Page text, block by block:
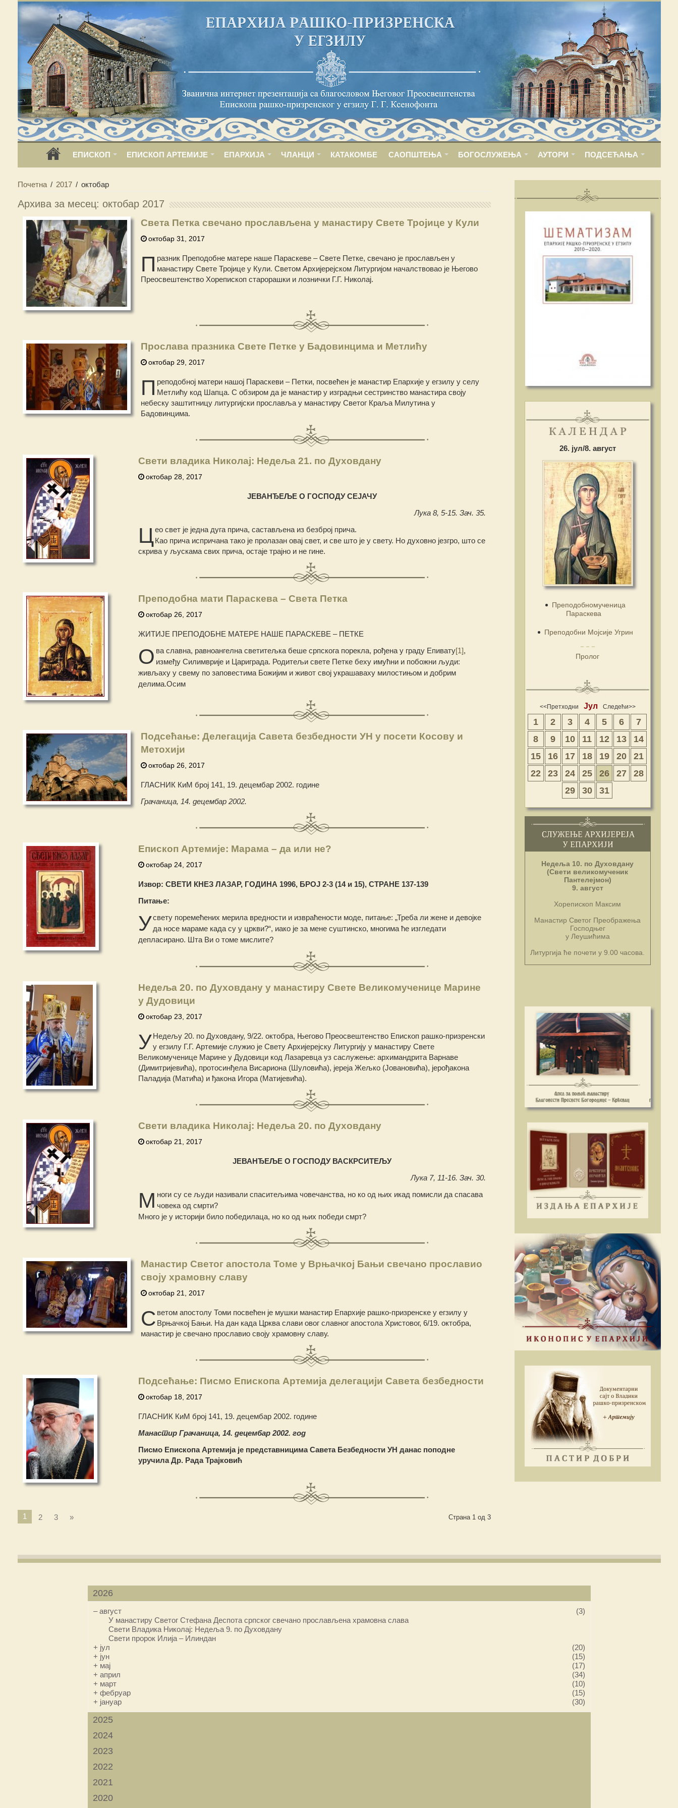
ЕПИСКОП ЕПИСКОП АРТЕМИЈЕ ЕПАРХИЈА ЧЛАНЦИ КАТАКОМБЕ САОПШТЕЊА БОГОСЛУЖЕЊА АУТОРИ ПОДСЕЋАЊА
Почетна / 2017 / октобар
Архива за месец: октобар 2017
Света Петка свечано прослављена у манастиру Свете Тројице у Кули
октобар 31, 2017
П разник Преподобне матере наше Параскеве – Свете Петке, свечано је прослављен у
манастиру Свете Тројице у Кули. Светом Архијерејском Литургијом началствовао је Његово
Преосвештенство Хорепископ старорашки и лознички Г.Г. Николај.
Прослава празника Свете Петке у Бадовинцима и Метлићу
октобар 29, 2017
П реподобној матери нашој Параскеви – Петки, посвећен је манастир Епархије у егзилу у селу
Метлићу код Шапца. С обзиром да је манастир у изградњи сестринство манастира своју
небеску заштитницу литургијски прославља у манастиру Светог Краља Милутина у
Бадовинцима.
Свети владика Николај: Недеља 21. по Духовдану
октобар 28, 2017
ЈЕВАНЂЕЉЕ О ГОСПОДУ СЕЈАЧУ
Лука 8, 5-15. Зач. 35.
Цео свет је једна дуга прича, састављена из безброј прича.
Као прича испричана тако је пролазан овај свет, и све што је у свету. Но духовно језгро, што се
скрива у љускама свих прича, остаје трајно и не гине.
Преподобна мати Параскева – Света Петка
октобар 26, 2017
ЖИТИЈЕ ПРЕПОДОБНЕ МАТЕРЕ НАШЕ ПАРАСКЕВЕ – ПЕТКЕ
О ва славна, равноангелна светитељка беше српскога порекла, рођена у граду Епивату[1],
између Силимврије и Цариграда. Родитељи свете Петке беху имућни и побожни људи:
живљаху у свему по заповестима Божијим и живот свој украшаваху милостињом и добрим
делима.Осим
Подсећање: Делегација Савета безбедности УН у посети Косову и
Метохији
октобар 26, 2017
ГЛАСНИК КиМ број 141, 19. децембар 2002. године
Грачаница, 14. децембар 2002.
Eпископ Артемије: Марама – да или не?
октобар 24, 2017
Извор: СВЕТИ КНЕЗ ЛАЗАР, ГОДИНА 1996, БРОЈ 2-3 (14 и 15), СТРАНЕ 137-139
Питање:
Усвету поремећених мерила вредности и извраћености моде, питање: „Треба ли жене и девојке
да носе мараме када су у цркви?“, иако је за мене суштинско, многима ће изгледати
депласирано. Шта Ви о томе мислите?
Недеља 20. по Духовдану у манастиру Свете Великомученице Марине
у Дудовици
октобар 23, 2017
УНедељу 20. по Духовдану, 9/22. октобра, Његово Преосвештенство Епископ рашко-призренски
у егзилу Г.Г. Артемије служио је Свету Архијерејску Литургију у манастиру Свете
Великомученице Марине у Дудовици код Лазаревца уз саслужење: архимандрита Варнаве
(Димитријевића), протосинђела Висариона (Шуловића), јереја Жељко (Јовановића), јерођакона
Паладија (Матића) и ђакона Игора (Матијевића).
Свети владика Николај: Недеља 20. по Духовдану
октобар 21, 2017
ЈЕВАНЂЕЉЕ О ГОСПОДУ ВАСКРСИТЕЉУ
Лука 7, 11-16. Зач. 30.
М ноги су се људи називали спаситељима човечанства, но ко од њих икад помисли да спасава
човека од смрти?
Много је у историји било победилаца, но ко од њих победи смрт?
Манастир Светог апостола Томе у Врњачкој Бањи свечано прославио
своју храмовну славу
октобар 21, 2017
С ветом апостолу Томи посвећен је мушки манастир Епархије рашко-призренске у егзилу у
Врњачкој Бањи. На дан када Црква слави овог славног апостола Христовог, 6/19. октобра,
манастир је свечано прославио своју храмовну славу.
Подсећање: Писмо Епископа Артемија делегацији Савета безбедности
октобар 18, 2017
ГЛАСНИК КиМ број 141, 19. децембар 2002. године
Манастир Грачаница, 14. децембар 2002. год
Писмо Епископа Артемија је представницима Савета Безбедности УН данас поподне
уручила Др. Рада Трајковић
Страна 1 од 3
1 2 3 »
26. јул/8. август
Преподобномученица
Параскева
Преподобни Мојсије Угрин
Пролог
<<Претходни Јул Следећи>>
1 2 3 4 5 6
7
8
9 10 11 12 13
14
15
16 17 18 19 20
21
22
23 24 25 26 27
28
29
30 31
Недеља 10. по Духовдану
(Свети великомученик
Пантелејмон)
9. август
Хорепископ Максим
Манастир Светог Преображења
Господњег
у Леушићима
Литургија ће почети у 9.00 часова.
2026
–август
(3)
У манастиру Светог Стефана Деспота српског свечано прослављена храмовна слава
Свети Владика Николај: Недеља 9. по Духовдану
Свети пророк Илија – Илиндан
+ јул
(20)
+ јун
(15)
+ мај
(17)
+ април
(34)
+ март
(10)
+ фебруар
(15)
+ јануар (30)
2025
2024
2023
2022
2021
2020